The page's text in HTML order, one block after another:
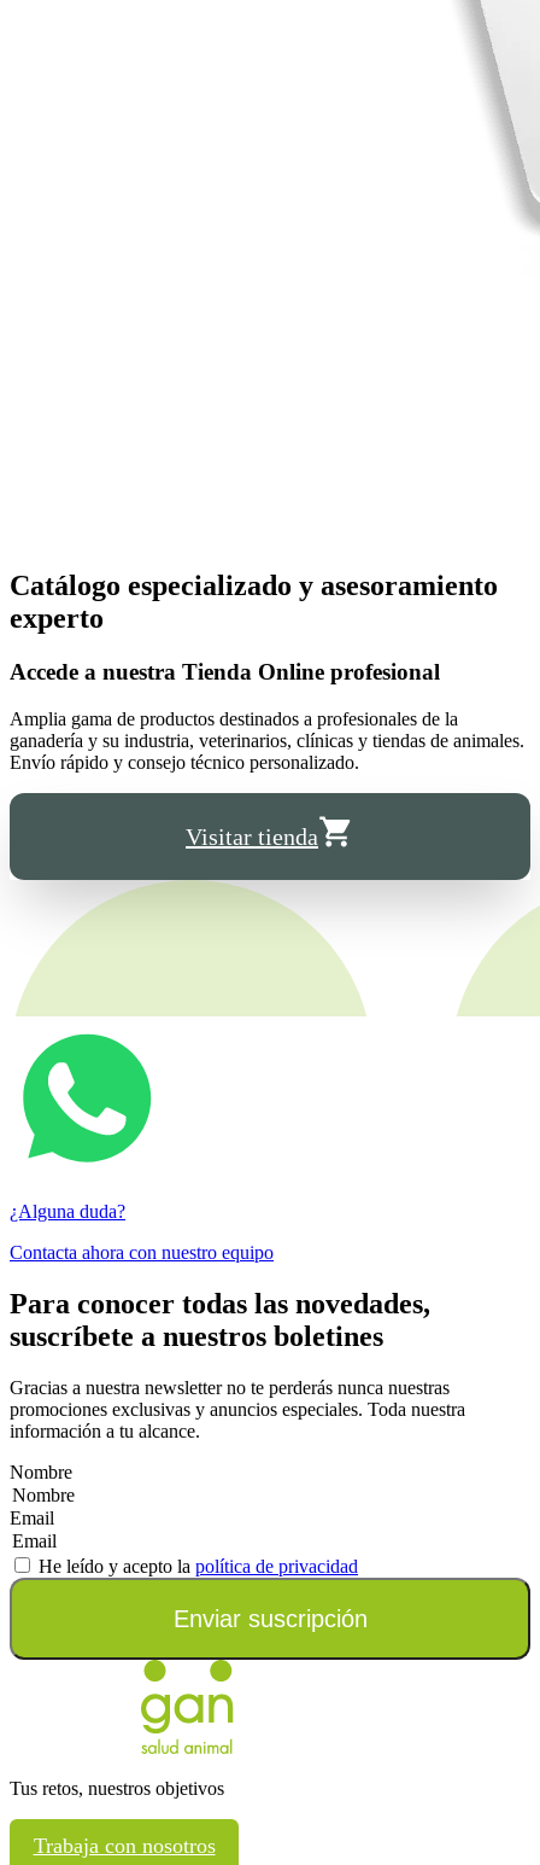
Catálogo especializado y asesoramiento
experto
Accede a nuestra Tienda Online profesional
Amplia gama de productos destinados a profesionales de la
ganadería y su industria, veterinarios, clínicas y tiendas de animales.
Envío rápido y consejo técnico personalizado.
Visitar tienda
¿Alguna duda?
Contacta ahora con nuestro equipo
Para conocer todas las novedades,
suscríbete a nuestros boletines
Gracias a nuestra newsletter no te perderás nunca nuestras
promociones exclusivas y anuncios especiales. Toda nuestra
información a tu alcance.
Nombre
Email
He leído y acepto la política de privacidad
Enviar suscripción
Tus retos, nuestros objetivos
Trabaja con nosotros